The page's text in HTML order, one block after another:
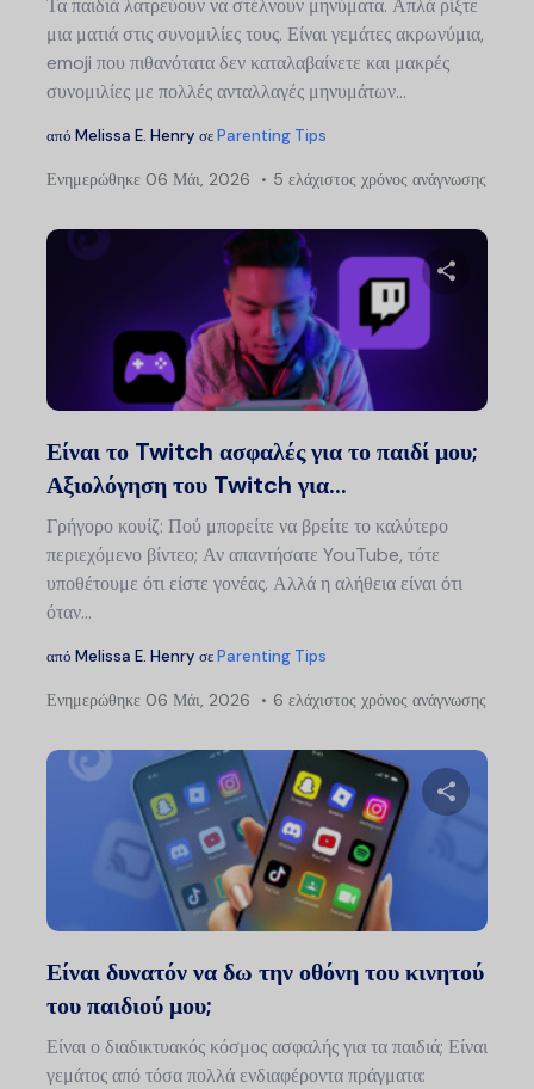
Τα παιδιά λατρεύουν να στέλνουν μηνύματα. Απλά ρίξτε
μια ματιά στις συνομιλίες τους. Είναι γεμάτες ακρωνύμια,
emoji που πιθανότατα δεν καταλαβαίνετε και μακρές
συνομιλίες με πολλές ανταλλαγές μηνυμάτων...
από Melissa E. Henry σεParenting Tips
Ενημερώθηκε 06 Μάι, 2026 5 ελάχιστος χρόνος ανάγνωσης
Είναι το Twitch ασφαλές για το παιδί μου;
Αξιολόγηση του Twitch για...
Γρήγορο κουίζ: Πού μπορείτε να βρείτε το καλύτερο
περιεχόμενο βίντεο; Αν απαντήσατε YouTube, τότε
υποθέτουμε ότι είστε γονέας. Αλλά η αλήθεια είναι ότι
όταν...
από Melissa E. Henry σεParenting Tips
Ενημερώθηκε 06 Μάι, 2026 6 ελάχιστος χρόνος ανάγνωσης
Είναι δυνατόν να δω την οθόνη του κινητού
του παιδιού μου;
Είναι ο διαδικτυακός κόσμος ασφαλής για τα παιδιά; Είναι
γεμάτος από τόσα πολλά ενδιαφέροντα πράγματα: